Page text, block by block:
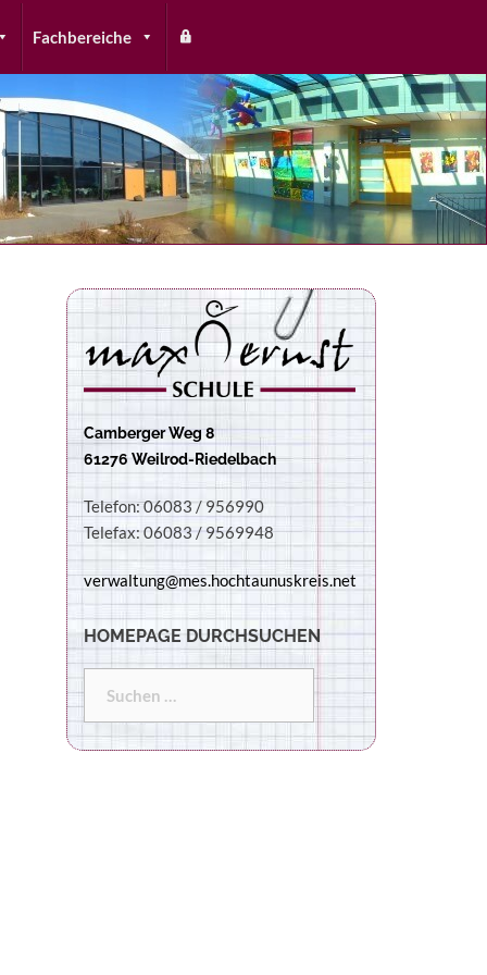
Fachbereiche
Camberger Weg 8
61276 Weilrod-Riedelbach
Telefon: 06083 / 956990
Telefax: 06083 / 9569948
verwaltung@mes.hochtaunuskreis.net
HOMEPAGE DURCHSUCHEN